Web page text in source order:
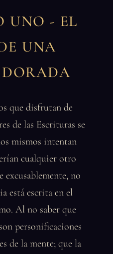
UNO - EL
UNA
que disfrutan de
de las Escrituras se
mismos intentan
cualquier otro
no
está escrita en el
Al no saber que
personificaciones
de la mente; que la